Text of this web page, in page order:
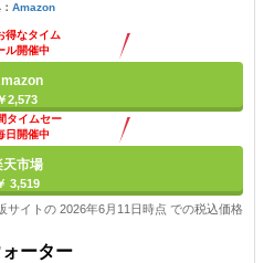
Amazon
得なタイム
ル開催中
2,573
タイムセー
日開催中
天市場
3,519
サイトの 2026年6月11日時点 での税込価格
ーター